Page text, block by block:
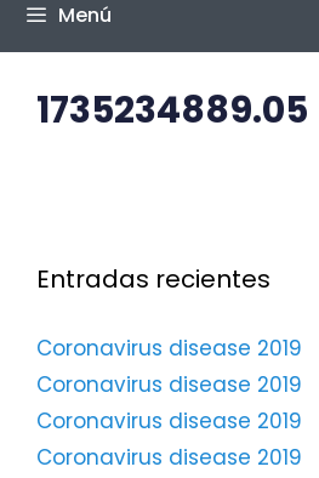
Menú
1735234889.05
Entradas recientes
Coronavirus disease 2019
Coronavirus disease 2019
Coronavirus disease 2019
Coronavirus disease 2019